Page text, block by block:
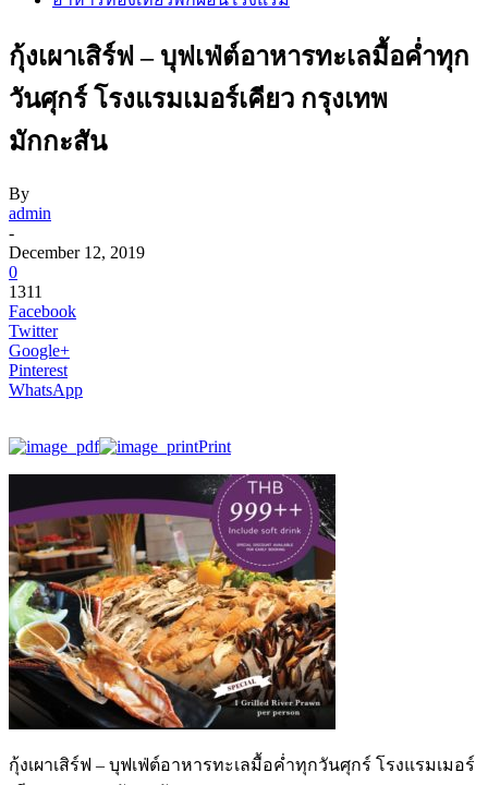
กุ้งเผาเสิร์ฟ – บุฟเฟ่ต์อาหารทะเลมื้อค่ำทุก
วันศุกร์ โรงแรมเมอร์เคียว กรุงเทพ
มักกะสัน
By
admin
-
December 12, 2019
0
1311
Facebook
Twitter
Google+
Pinterest
WhatsApp
Print
กุ้งเผาเสิร์ฟ – บุฟเฟ่ต์อาหารทะเลมื้อค่ำทุกวันศุกร์ โรงแรมเมอร์